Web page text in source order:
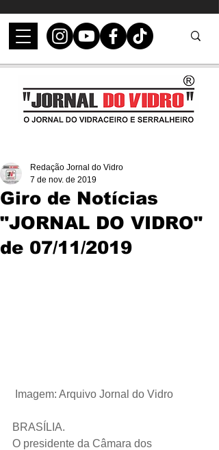
Giro de Notícias
"JORNAL DO VIDRO"
de 07/11/2019
Redação Jornal do Vidro
7 de nov. de 2019
Imagem: Arquivo Jornal do Vidro
BRASÍLIA.
O presidente da Câmara dos